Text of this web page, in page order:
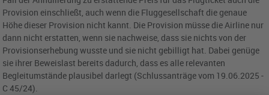
Provision einschließt, auch wenn die Fluggesellschaft die genaue
Höhe dieser Provision nicht kannt. Die Provision müsse die Airline nur
dann nicht erstatten, wenn sie nachweise, dass sie nichts von der
Provisionserhebung wusste und sie nicht gebilligt hat. Dabei genüge
sie ihrer Beweislast bereits dadurch, dass es alle relevanten
Begleitumstände plausibel darlegt (Schlussanträge vom 19.06.2025 -
C 45/24).